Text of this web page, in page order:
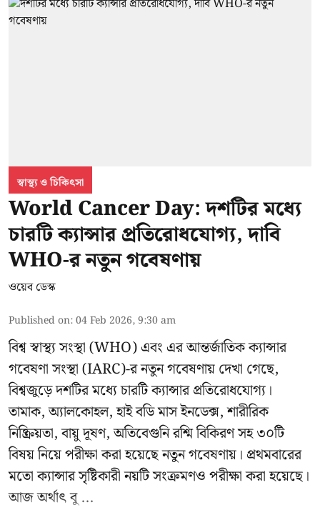
স্বাস্থ্য ও চিকিৎসা
World Cancer Day: দশটির মধ্যে
চারটি ক্যান্সার প্রতিরোধযোগ্য, দাবি
WHO-র নতুন গবেষণায়
ওয়েব ডেস্ক
Published on:04 Feb 2026, 9:30 am
বিশ্ব স্বাস্থ্য সংস্থা (WHO) এবং এর আন্তর্জাতিক ক্যান্সার
গবেষণা সংস্থা (IARC)-র নতুন গবেষণায় দেখা গেছে,
বিশ্বজুড়ে দশটির মধ্যে চারটি ক্যান্সার প্রতিরোধযোগ্য।
তামাক, অ্যালকোহল, হাই বডি মাস ইনডেক্স, শারীরিক
নিষ্ক্রিয়তা, বায়ু দূষণ, অতিবেগুনি রশ্মি বিকিরণ সহ ৩০টি
বিষয় নিয়ে পরীক্ষা করা হয়েছে নতুন গবেষণায়। প্রথমবারের
মতো ক্যান্সার সৃষ্টিকারী নয়টি সংক্রমণও পরীক্ষা করা হয়েছে।
আজ অর্থাৎ বু ...